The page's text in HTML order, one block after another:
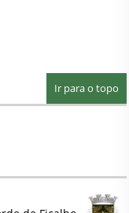
Ir para o topo